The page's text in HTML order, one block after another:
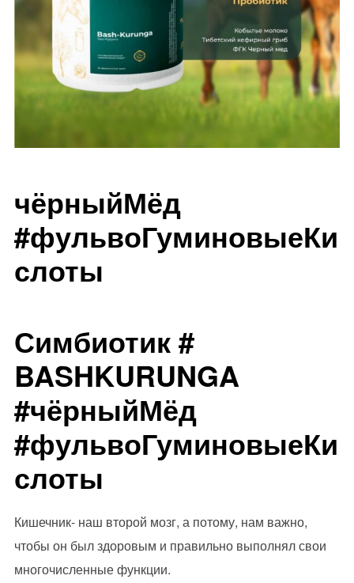
чёрныйМёд
#фульвоГуминовыеКи
слоты
Симбиотик #
BASHKURUNGA
#чёрныйМёд
#фульвоГуминовыеКи
слоты
Кишечник- наш второй мозг, а потому, нам важно,
чтобы он был здоровым и правильно выполнял свои
многочисленные функции.